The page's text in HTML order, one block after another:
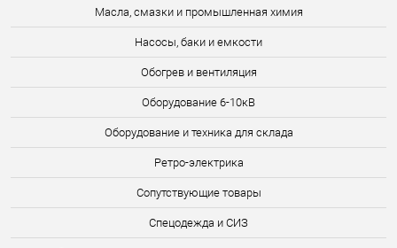
Масла, смазки и промышленная химия
Насосы, баки и емкости
Обогрев и вентиляция
Оборудование 6-10кВ
Оборудование и техника для склада
Ретро-электрика
Сопутствующие товары
Спецодежда и СИЗ